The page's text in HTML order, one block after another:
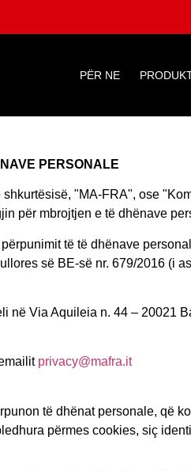
PËR NE
PERSONALE
"MA-FRA", ose
për mbrojtjen e të dhënave
të të dhënave
së BE-së nr. 679/2016 (i
në Via Aquileia n. 44 – 20021
privacy@mafra.it
të dhënat personale, që
përmes cookies, siç